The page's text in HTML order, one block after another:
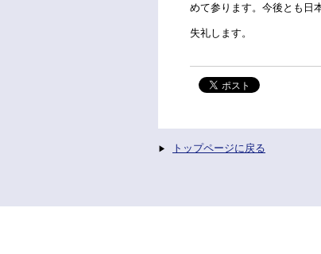
めて参ります。今後とも日
失礼します。
トップページに戻る